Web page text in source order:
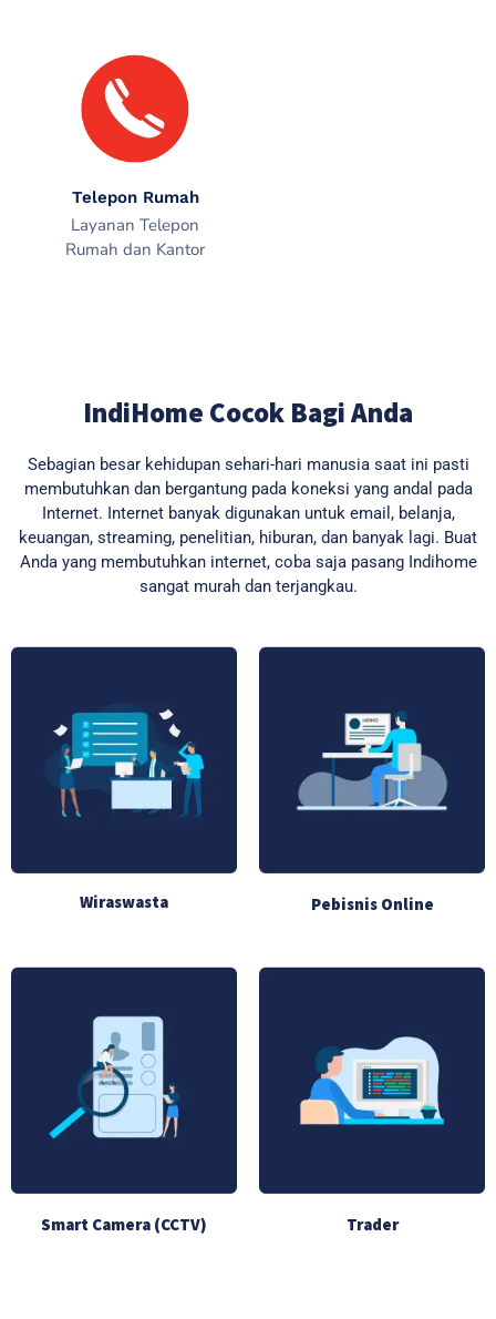
Telepon Rumah
Layanan Telepon
Rumah dan Kantor
IndiHome Cocok Bagi Anda
Sebagian besar kehidupan sehari-hari manusia saat ini pasti
membutuhkan dan bergantung pada koneksi yang andal pada
Internet. Internet banyak digunakan untuk email, belanja,
keuangan, streaming, penelitian, hiburan, dan banyak lagi. Buat
Anda yang membutuhkan internet, coba saja pasang Indihome
sangat murah dan terjangkau.
Wiraswasta Pebisnis Online
Smart Camera (CCTV) Trader